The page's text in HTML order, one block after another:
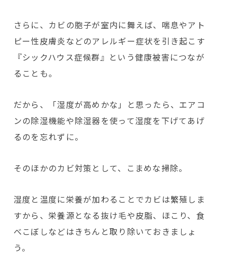
さらに、カビの胞子が室内に舞えば、喘息やアト
ピー性皮膚炎などのアレルギー症状を引き起こす
『シックハウス症候群』という健康被害につなが
ることも。
だから、「湿度が高めかな」と思ったら、エアコ
ンの除湿機能や除湿器を使って湿度を下げてあげ
るのを忘れずに。
そのほかのカビ対策として、こまめな掃除。
湿度と温度に栄養が加わることでカビは繁殖しま
すから、栄養源となる抜け毛や皮脂、ほこり、食
べこぼしなどはきちんと取り除いておきましょ
う。